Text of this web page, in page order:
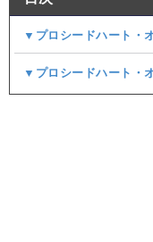
▼プロシードハート・
▼プロシードハート・